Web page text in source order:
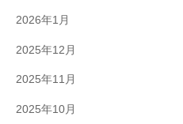
2026年1月
2025年12月
2025年11月
2025年10月